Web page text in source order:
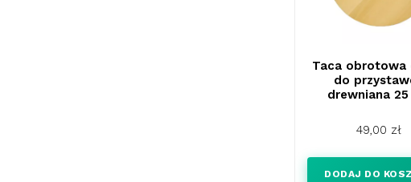
Taca obrotowa
do
drewniana
Cena
49,00 zł
DODAJ DO